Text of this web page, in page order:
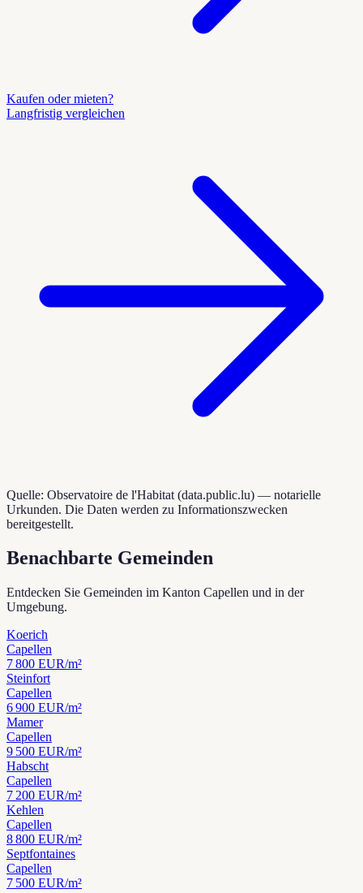
Kaufen oder mieten?
Langfristig vergleichen
Quelle: Observatoire de l'Habitat (data.public.lu) — notarielle
Urkunden. Die Daten werden zu Informationszwecken
bereitgestellt.
Benachbarte Gemeinden
Entdecken Sie Gemeinden im Kanton Capellen und in der
Umgebung.
Koerich
Capellen
7 800 EUR/m²
Steinfort
Capellen
6 900 EUR/m²
Mamer
Capellen
9 500 EUR/m²
Habscht
Capellen
7 200 EUR/m²
Kehlen
Capellen
8 800 EUR/m²
Septfontaines
Capellen
7 500 EUR/m²